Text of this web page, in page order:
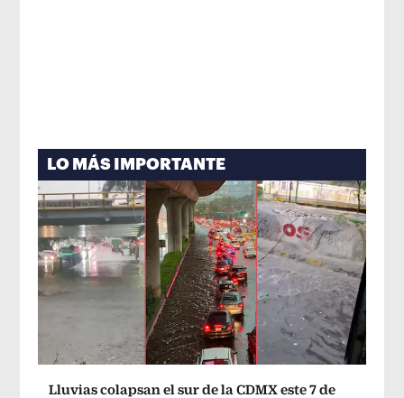
LO MÁS IMPORTANTE
Lluvias colapsan el sur de la CDMX este 7 de